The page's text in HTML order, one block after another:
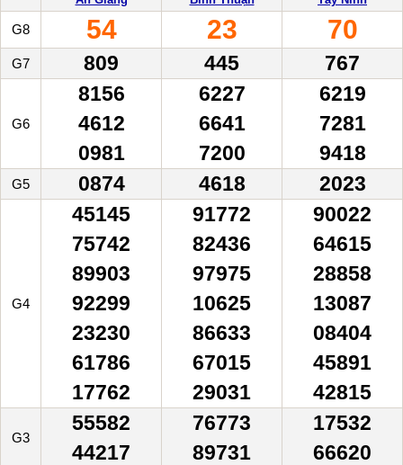
G8 54 23 70
G7 809 445 767
G6
8156
4612
0981
6227
6641
7200
6219
7281
9418
G5 0874 4618 2023
G4
45145
75742
89903
92299
23230
61786
17762
91772
82436
97975
10625
86633
67015
29031
90022
64615
28858
13087
08404
45891
42815
G3
55582
44217
76773
89731
17532
66620